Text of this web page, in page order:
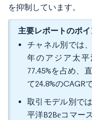
を抑制しています。
主要レポートのポイ
チャネル別では
年のアジア太平
77.45%を占め、
て24.8%のCAGR
取引モデル別で
平洋B2Bеコマー